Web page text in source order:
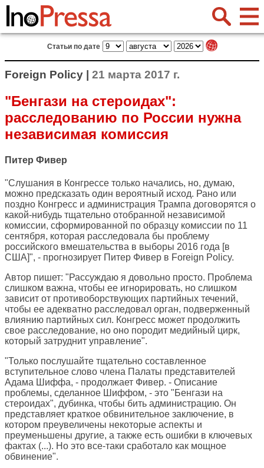
Статьи по дате
Foreign Policy | 21 марта 2017 г.
"Бенгази на стероидах":
расследованию по России нужна
независимая комиссия
Питер Фивер
"Слушания в Конгрессе только начались, но, думаю,
можно предсказать один вероятный исход. Рано или
поздно Конгресс и администрация Трампа договорятся о
какой-нибудь тщательно отобранной независимой
комиссии, сформированной по образцу комиссии по 11
сентября, которая расследовала бы проблему
российского вмешательства в выборы 2016 года [в
США]", - прогнозирует Питер Фивер в Foreign Policy.
Автор пишет: "Рассуждаю я довольно просто. Проблема
слишком важна, чтобы ее игнорировать, но слишком
зависит от противоборствующих партийных течений,
чтобы ее адекватно расследовал орган, подверженный
влиянию партийных сил. Конгресс может продолжить
свое расследование, но оно породит медийный цирк,
который затруднит управление".
"Только послушайте тщательно составленное
вступительное слово члена Палаты представителей
Адама Шиффа, - продолжает Фивер. - Описание
проблемы, сделанное Шиффом, - это "Бенгази на
стероидах", дубинка, чтобы бить администрацию. Он
представляет краткое обвинительное заключение, в
котором преувеличены некоторые аспекты и
преуменьшены другие, а также есть ошибки в ключевых
фактах (...). Но это все-таки сработало как мощное
обвинение".